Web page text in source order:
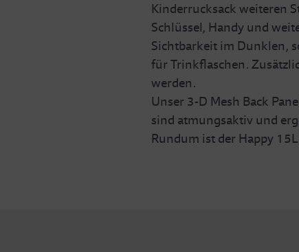
Kinderrucksack weiteren
Schlüssel, Handy und
Sichtbarkeit im Dunklen,
für Trinkflaschen.
werden.
Unser 3-D Mesh Back
sind atmungsaktiv und
Rundum ist der Happy